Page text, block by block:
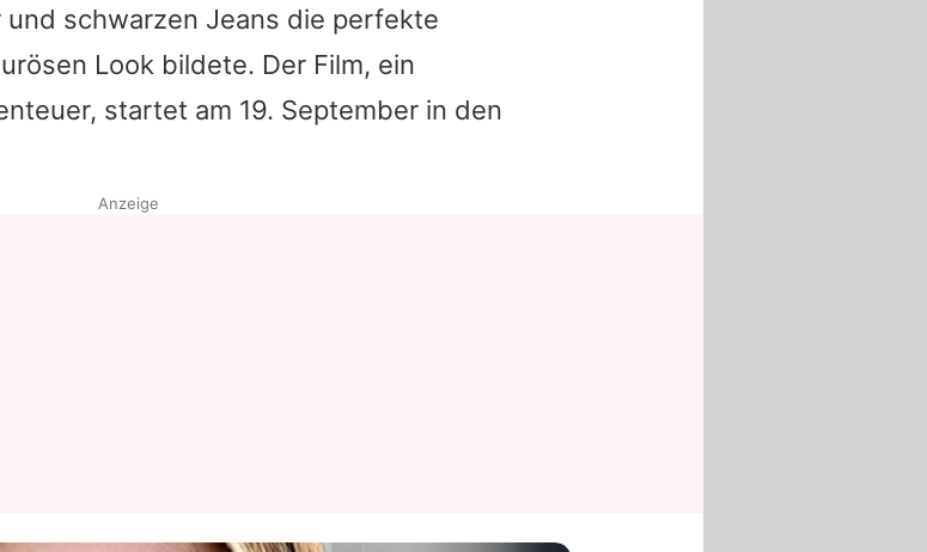
Nutzungsbedingungen
schwarzen Jeans die perfekte
Look bildete. Der Film, ein
startet am 19. September in den
Anzeige